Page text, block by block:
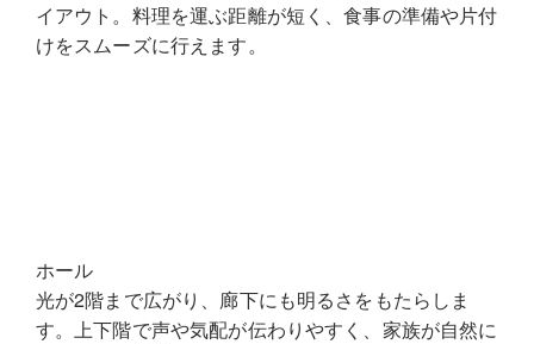
イアウト。料理を運ぶ距離が短く、食事の準備や片付
けをスムーズに行えます。
ホール
光が2階まで広がり、廊下にも明るさをもたらしま
す。上下階で声や気配が伝わりやすく、家族が自然に